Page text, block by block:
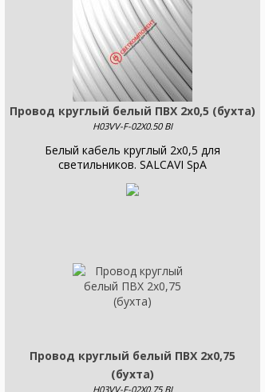
Провод круглый белый ПВХ 2х0,5 (бухта)
H03VV-F-02X0.50 BI
Белый кабель круглый 2x0,5 для
светильников. SALCAVI SpA
Провод круглый белый ПВХ 2х0,75
(бухта)
H03VV-F-02X0.75 BI